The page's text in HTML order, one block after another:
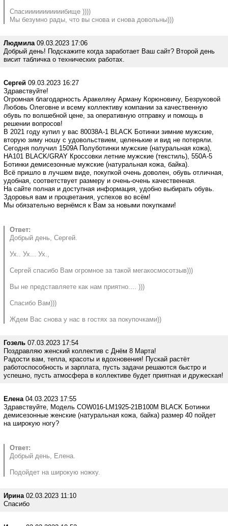
Спасииииииииииибище ))))
Мы безумно рады, что вы снова и снова довольны)))
Людмила09.03.2023 17:06
Добрый день! Подскажите когда заработает Ваш сайт? Второй день
висит табличка о технических работах.
Сергей 09.03.2023 16:27
Здравствуйте!
Огромная благодарность Аракеляну Арману Корюновичу, Безруковой
Любовь Олеговне и всему коллективу компании за качественную
обувь по волшебной цене, за оперативную отправку и помощь в
решении вопросов!
В 2021 году купил у вас 80038A-1 BLACK Ботинки зимние мужские,
вторую зиму ношу с удовольствием, целенькие и вид не потеряли.
Сегодня получил 1509A Полуботинки мужские (натуральная кожа),
HA101 BLACK/GRAY Кроссовки летние мужские (текстиль), 550A-5
Ботинки демисезонные мужские (натуральная кожа, байка).
Всё пришло в лучшем виде, покупкой очень доволен, обувь отличная,
удобная, соответствует размеру и очень-очень качественная.
На сайте полная и доступная информация, удобно выбирать обувь.
Здоровья вам и процветания, успехов во всём!
Мы обязательно вернёмся к Вам за новыми покупками!
Ответ:
Добрый день, Сергей.
Ух.. Ух... Ух.,
Сергей спасибо Вам огромное за такой мегакосмосотзыв)))
Вы не представляете как нам приятно.... )))
Спасибо Вам)))
Ждем Вас снова у нас в гостях за покупочками))
Гозель 07.03.2023 17:54
Поздравляю женский коллектив с Днём 8 Марта!
Радости вам, тепла, красоты и вдохновения! Пускай растёт
работоспособность и зарплата, пусть задачи решаются быстро и
успешно, пусть атмосфера в коллективе будет приятная и дружеская!
Елена04.03.2023 17:55
Здравствуйте, Модель COW016-LM1925-21B100M BLACK Ботинки
демисезонные женские (натуральная кожа, байка) размер 40 пойдет
на широкую ногу?
Ответ:
Добрый день, Елена.
Подойдет на широкую ножку.
Ирина02.03.2023 11:10
Спасибо